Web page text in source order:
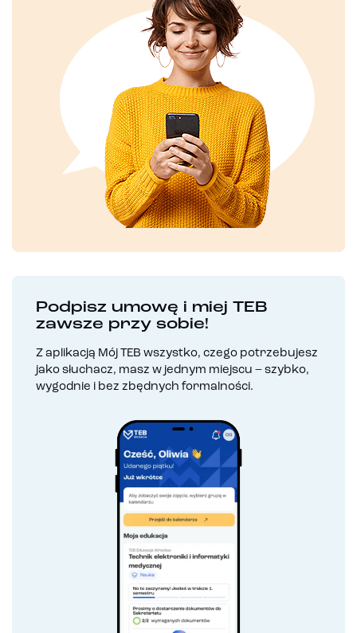
Podpisz umowę i miej TEB
zawsze przy sobie!
Z aplikacją Mój TEB wszystko, czego potrzebujesz
jako słuchacz, masz w jednym miejscu – szybko,
wygodnie i bez zbędnych formalności.